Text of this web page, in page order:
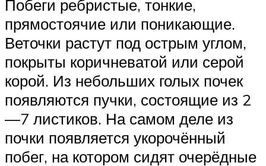
Побеги ребристые, тонкие,
прямостоячие или поникающие.
Веточки растут под острым углом,
покрыты коричневатой или серой
корой. Из небольших голых почек
появляются пучки, состоящие из 2
—7 листиков. На самом деле из
почки появляется укорочённый
побег, на котором сидят очерёдные